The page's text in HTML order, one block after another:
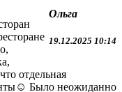
Ольга
19.12.2025 10:14
отдельная
Было неожиданно